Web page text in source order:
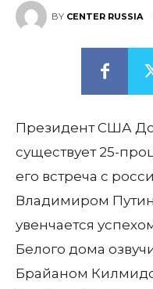
BY CENTER RUSSIA
Президент США
существует 25-
его встреча с
Владимиром
увенчается
Белого дома
Брайаном